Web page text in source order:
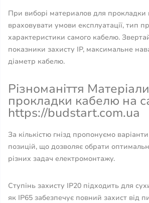
При виборі материалов для прокладки
враховувати умови експлуатації, тип
характеристики самого кабелю.
показники захисту IP, максимальне
діаметр кабелю.
Різноманіття
прокладки кабелю на
https://budstart.com.ua
За кількістю гнізд пропонуємо
позицій, що дозволяє обрати
різних задач електромонтажу.
Ступінь захисту IP20 підходить для
як IP65 забезпечує повний захист від